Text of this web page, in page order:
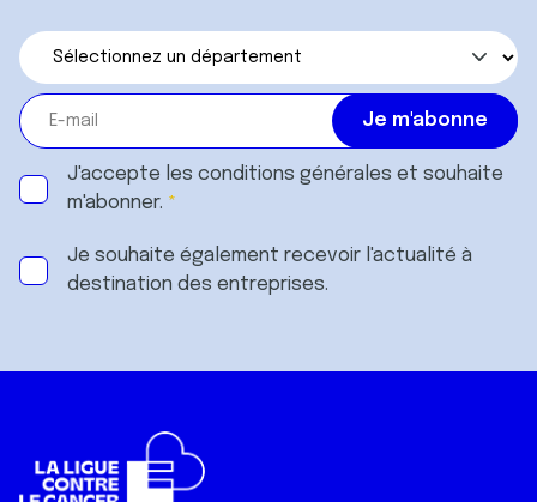
J'accepte les conditions générales et souhaite
m'abonner.
Je souhaite également recevoir l'actualité à
destination des entreprises.